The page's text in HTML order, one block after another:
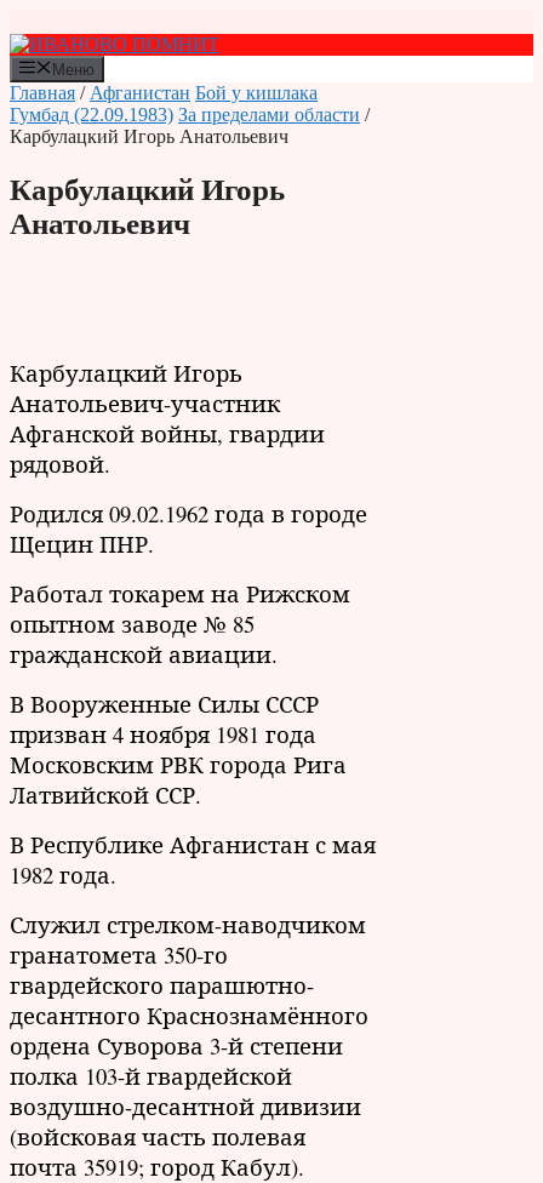
к
содержимому
Меню
Главная / Афганистан Бой у кишлака
Гумбад (22.09.1983) За пределами области /
Карбулацкий Игорь Анатольевич
Карбулацкий Игорь
Анатольевич
Карбулацкий Игорь
Анатольевич-участник
Афганской войны, гвардии
рядовой.
Родился 09.02.1962 года в городе
Щецин ПНР.
Работал токарем на Рижском
опытном заводе № 85
гражданской авиации.
В Вооруженные Силы СССР
призван 4 ноября 1981 года
Московским РВК города Рига
Латвийской ССР.
В Республике Афганистан с мая
1982 года.
Служил стрелком-наводчиком
гранатомета 350-го
гвардейского парашютно-
десантного Краснознамённого
ордена Суворова 3-й степени
полка 103-й гвардейской
воздушно-десантной дивизии
(войсковая часть полевая
почта 35919; город Кабул).